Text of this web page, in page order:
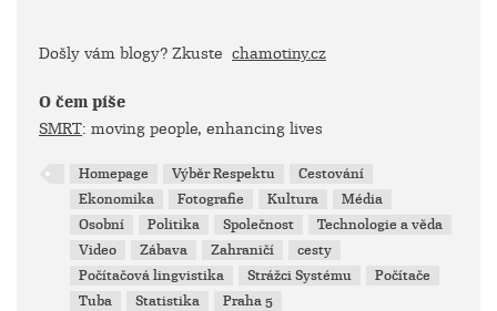
Došly vám blogy? Zkuste chamotiny.cz
O čem píše
SMRT: moving people, enhancing lives
Homepage Výběr Respektu
Cestování
Ekonomika
Fotografie Kultura
Média
Osobní
Politika Společnost
Technologie a věda
Video
Zábava Zahraničí
cesty
Počítačová lingvistika
Strážci Systému
Počítače
Tuba
Statistika Praha 5